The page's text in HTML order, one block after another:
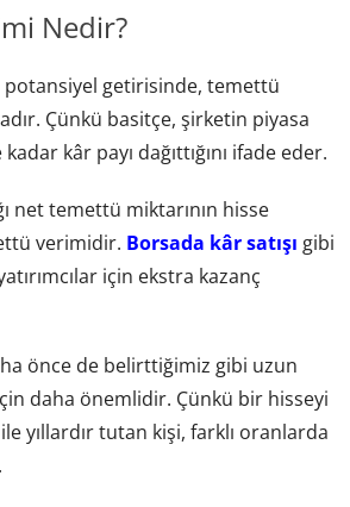
Nedir?
potansiyel getirisinde, temettü
Çünkü basitçe, şirketin piyasa
kâr payı dağıttığını ifade eder.
net temettü miktarının hisse
verimidir. Borsada kâr satışı gibi
için ekstra kazanç
önce de belirttiğimiz gibi uzun
daha önemlidir. Çünkü bir hisseyi
yıllardır tutan kişi, farklı oranlarda